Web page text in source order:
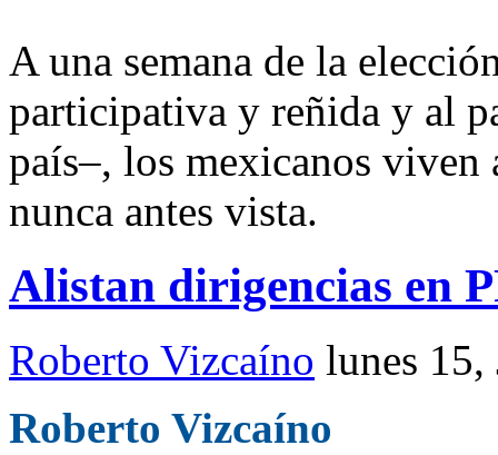
A una semana de la
participativa y reñida y al
país–, los mexicanos
nunca antes vista.
Alistan dirigencias en
Roberto Vizcaíno lunes 15,
Roberto Vizcaíno